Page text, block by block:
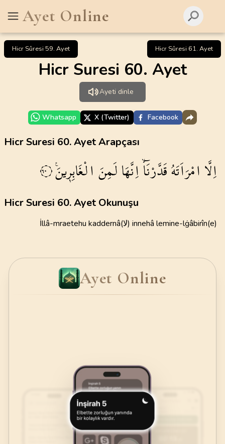
Ayet Online
Hicr Sûresi 59. Ayet Hicr Sûresi 61. Ayet
Hicr Suresi 60. Ayet
Ayeti dinle
Whatsapp X (Twitter) Facebook
Hicr Suresi 60. Ayet Arapçası
اِلَّاامْرَاَتَهُقَدَّرْنَٓاۙاِنَّهَالَمِنَالْغَابِر۪ينَ۟ ٦٠
Hicr Suresi 60. Ayet Okunuşu
İllâ-mraetehu kaddernâ(ﻻ) innehâ lemine-lġâbirîn(e)
Ayet Online